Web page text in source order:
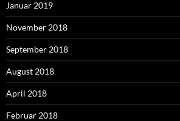
Januar 2019
November 2018
September 2018
August 2018
April 2018
Februar 2018